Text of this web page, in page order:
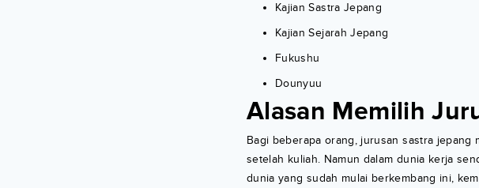
Kajian Sastra Jepang
Kajian Sejarah Jepang
Fukushu
Dounyuu
Alasan Memilih
Bagi beberapa orang, jurusan sastra
setelah kuliah. Namun dalam dunia kerja
dunia yang sudah mulai berkembang ini,